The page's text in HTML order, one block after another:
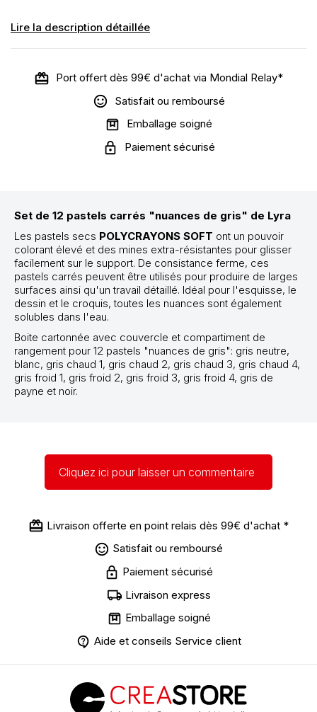
Lire la description détaillée
Port offert dès 99€ d'achat via Mondial Relay*
Satisfait ou remboursé
Emballage soigné
Paiement sécurisé
Set de 12 pastels carrés "nuances de gris" de Lyra
Les pastels secs POLYCRAYONS SOFT ont un pouvoir
colorant élevé et des mines extra-résistantes pour glisser
facilement sur le support. De consistance ferme, ces
pastels carrés peuvent être utilisés pour produire de larges
surfaces ainsi qu'un travail détaillé. Idéal pour l'esquisse, le
dessin et le croquis, toutes les nuances sont également
solubles dans l'eau.
Boite cartonnée avec couvercle et compartiment de
rangement pour 12 pastels "nuances de gris": gris neutre,
blanc, gris chaud 1, gris chaud 2, gris chaud 3, gris chaud 4,
gris froid 1, gris froid 2, gris froid 3, gris froid 4, gris de
payne et noir.
Cliquez ici pour laisser un commentaire
Livraison offerte en point relais dès 99€ d'achat *
Satisfait ou remboursé
Paiement sécurisé
Livraison express
Emballage soigné
Aide et conseils Service client